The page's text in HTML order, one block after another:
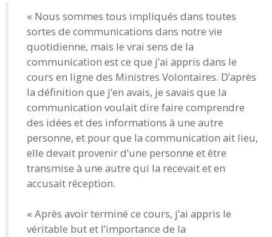
« Nous sommes tous impliqués dans toutes
sortes de communications dans notre vie
quotidienne, mais le vrai sens de la
communication est ce que j’ai appris dans le
cours en ligne des Ministres Volontaires. D’après
la définition que j’en avais, je savais que la
communication voulait dire faire comprendre
des idées et des informations à une autre
personne, et pour que la communication ait lieu,
elle devait provenir d’une personne et être
transmise à une autre qui la recevait et en
accusait réception.
« Après avoir terminé ce cours, j’ai appris le
véritable but et l’importance de la